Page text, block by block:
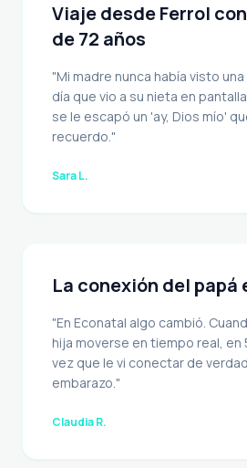
Viaje desde Ferrol
de 72 años
"Mi madre nunca había visto
día que vio a su nieta en
se le escapó un 'ay, Dios mío'
recuerdo."
Sara L.
La conexión del
"En Econatal algo cambió.
hija moverse en tiempo real, en
vez que le vi conectar de
embarazo."
Claudia R.